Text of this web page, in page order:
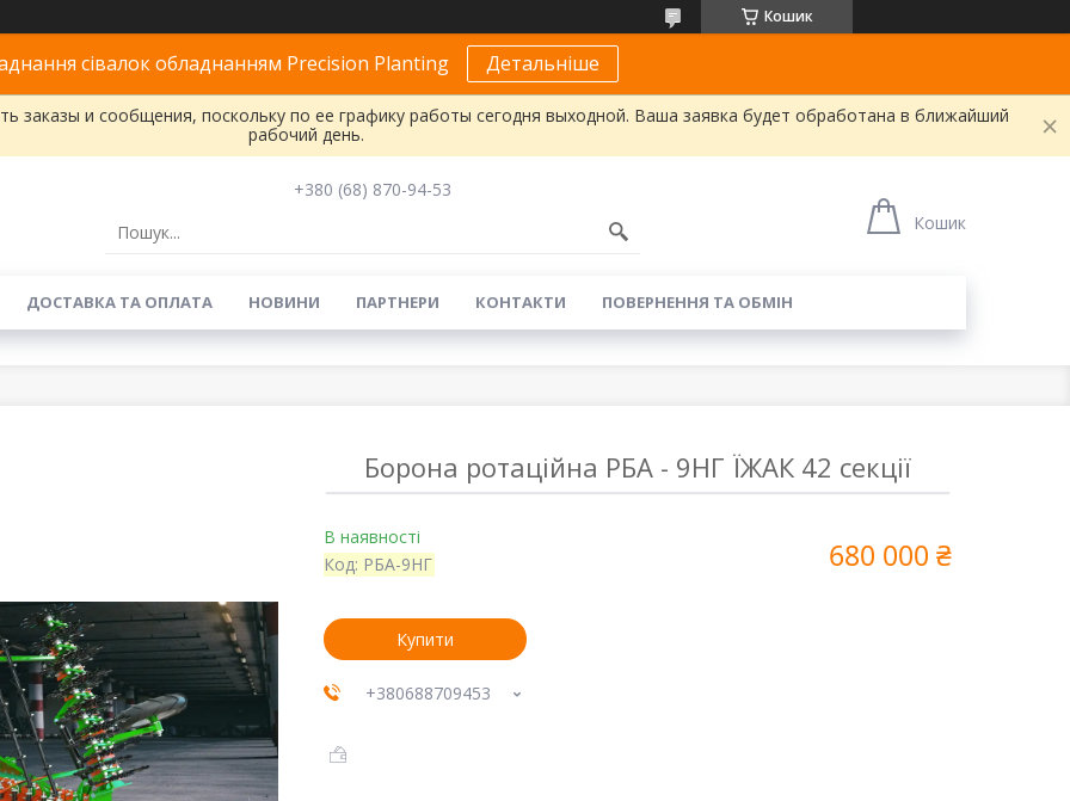
Кошик
сівалок обладнанням Precision Planting Детальніше
заказы и сообщения, поскольку по ее графику работы сегодня выходной. Ваша заявка будет обработана в ближайший
рабочий день.
+380 (68) 870-94-53
Кошик
ДОСТАВКА ТА ОПЛАТА НОВИНИ ПАРТНЕРИ КОНТАКТИ ПОВЕРНЕННЯ ТА ОБМІН
Борона ротаційна РБА - 9НГ ЇЖАК 42 секції
В наявності
Код: РБА-9НГ 680 000 ₴
Купити
+380688709453